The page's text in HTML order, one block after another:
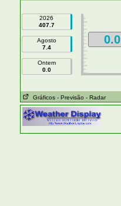
2026
407.7
Agosto
7.4
Ontem
0.0
0.0
Gráficos - Previsão - Radar